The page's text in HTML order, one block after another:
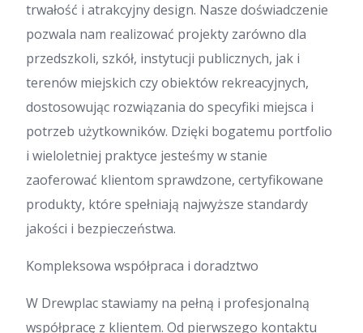
trwałość i atrakcyjny design. Nasze doświadczenie
pozwala nam realizować projekty zarówno dla
przedszkoli, szkół, instytucji publicznych, jak i
terenów miejskich czy obiektów rekreacyjnych,
dostosowując rozwiązania do specyfiki miejsca i
potrzeb użytkowników. Dzięki bogatemu portfolio
i wieloletniej praktyce jesteśmy w stanie
zaoferować klientom sprawdzone, certyfikowane
produkty, które spełniają najwyższe standardy
jakości i bezpieczeństwa.
Kompleksowa współpraca i doradztwo
W Drewplac stawiamy na pełną i profesjonalną
współpracę z klientem. Od pierwszego kontaktu